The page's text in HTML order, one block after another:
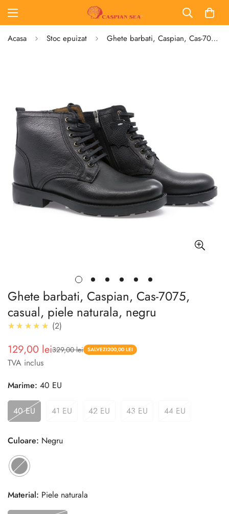
Acasa Stoc epuizat Ghete barbati, Caspian, Cas-7075, casual, piele naturala, negru
Ghete barbati, Caspian, Cas-7075,
casual, piele naturala, negru
★★★★★ 5.0
2
Pret
redus
129,00 lei
Pret 329,00 lei SALVEZI200,00 LEI
TVA inclus
Marime: 40 EU
40 EU 41 EU 42 EU 43 EU 44 EU
Culoare: Negru
Material: Piele naturala